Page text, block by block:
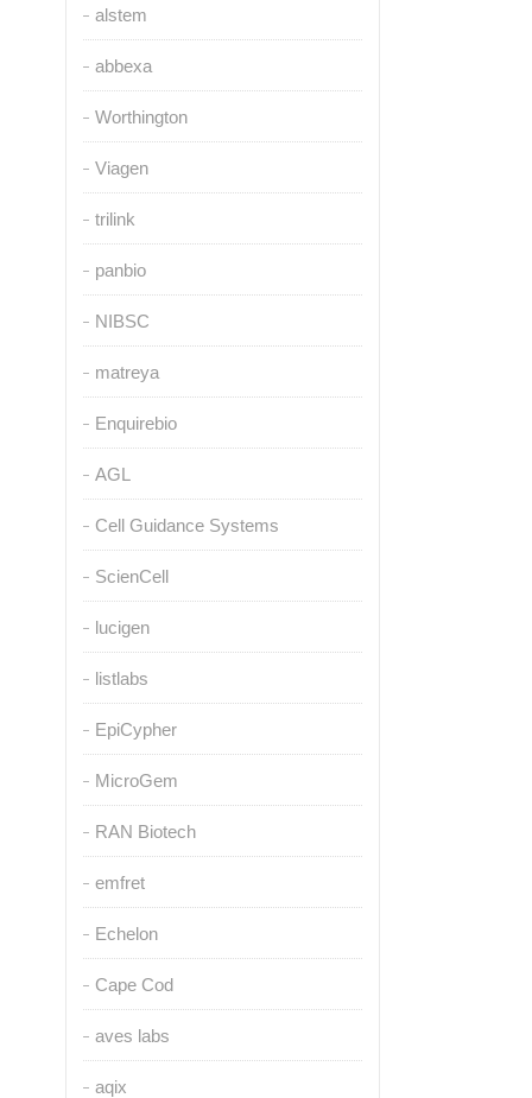
alstem
abbexa
Worthington
Viagen
trilink
panbio
NIBSC
matreya
Enquirebio
AGL
Cell Guidance Systems
ScienCell
lucigen
listlabs
EpiCypher
MicroGem
RAN Biotech
emfret
Echelon
Cape Cod
aves labs
aqix